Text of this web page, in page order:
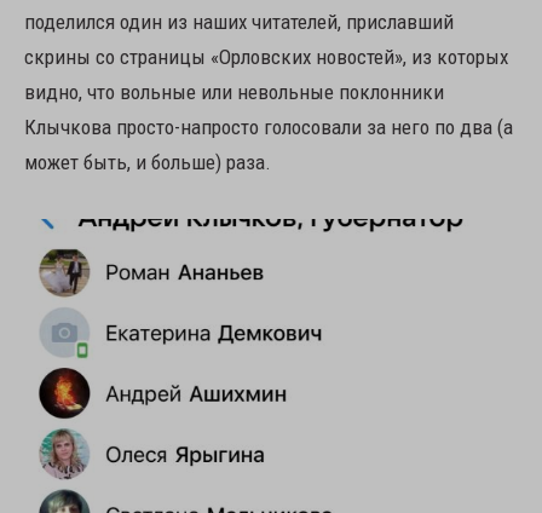
поделился один из наших читателей, приславший
скрины со страницы «Орловских новостей», из которых
видно, что вольные или невольные поклонники
Клычкова просто-напросто голосовали за него по два (а
может быть, и больше) раза.